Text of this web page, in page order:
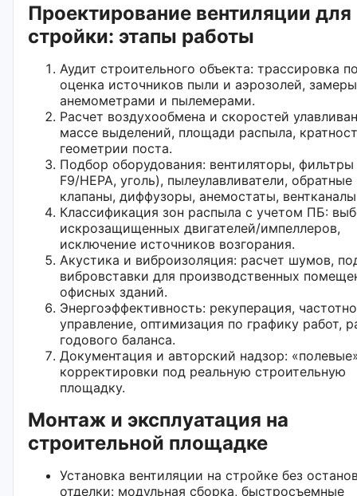
Проектирование вентиляции для
стройки: этапы работы
Аудит строительного объекта: трассировка
оценка источников пыли и аэрозолей, замеры
анемометрами и пылемерами.
Расчет воздухообмена и скоростей
массе выделений, площади распыла,
геометрии поста.
Подбор оборудования: вентиляторы, фильтры
F9/HEPA, уголь), пылеулавливатели, обратные
клапаны, диффузоры, анемостаты,
Классификация зон распыла с учетом ПБ:
искрозащищенных двигателей/импеллеров,
исключение источников возгорания.
Акустика и виброизоляция: расчет шумов,
вибровставки для производственных
офисных зданий.
Энергоэффективность: рекуперация,
управление, оптимизация по графику работ,
годового баланса.
Документация и авторский надзор:
корректировки под реальную строительную
площадку.
Монтаж и эксплуатация на
строительной площадке
Установка вентиляции на стройке без
отделки: модульная сборка, быстросъемные